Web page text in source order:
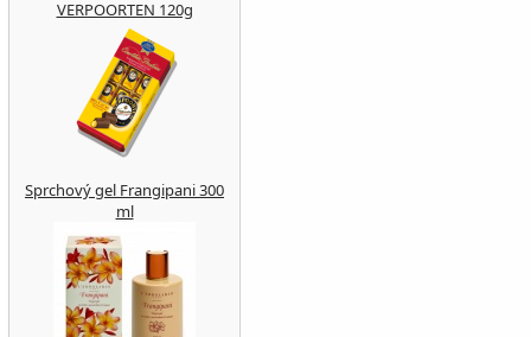
VERPOORTEN 120g
Sprchový gel Frangipani 300
ml